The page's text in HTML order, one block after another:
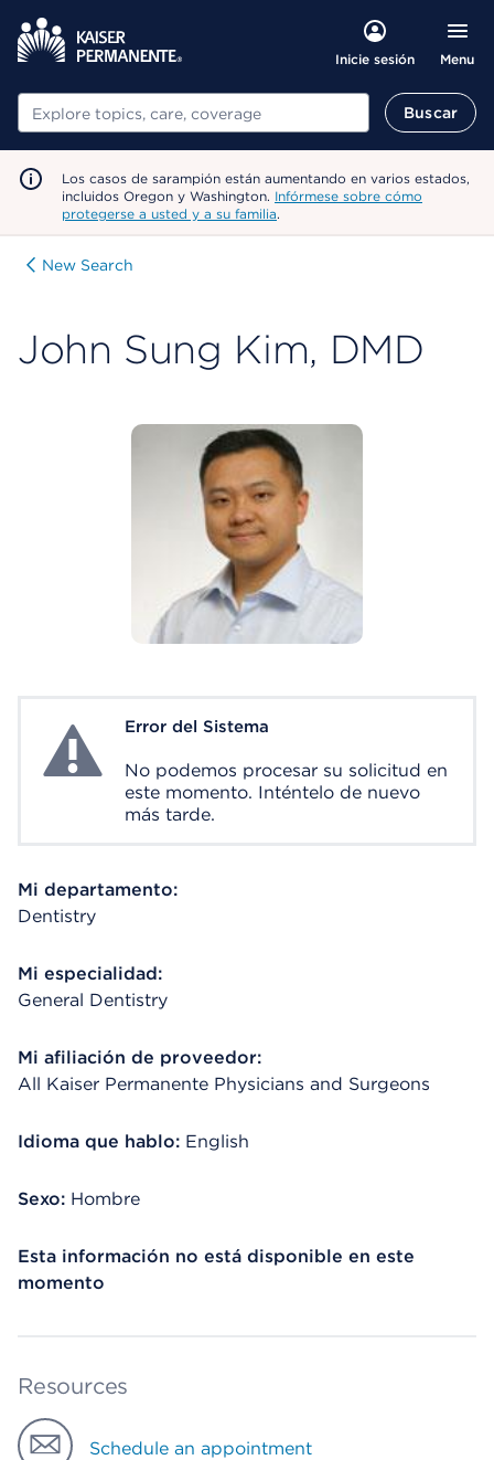
Inicie sesión Menu
Buscar Buscar
Los casos de sarampión están aumentando en varios estados,
incluidos Oregon y Washington. Infórmese sobre cómo
protegerse a usted y a su familia.
New Search
John Sung Kim, DMD
System ErrorError del Sistema
No podemos procesar su solicitud en
este momento. Inténtelo de nuevo
más tarde.
Mi departamento:
Dentistry
Mi especialidad:
General Dentistry
Mi afiliación de proveedor:
All Kaiser Permanente Physicians and Surgeons
Idioma que hablo: English
Sexo: Hombre
Esta información no está disponible en este
momento
Resources
Schedule an appointment